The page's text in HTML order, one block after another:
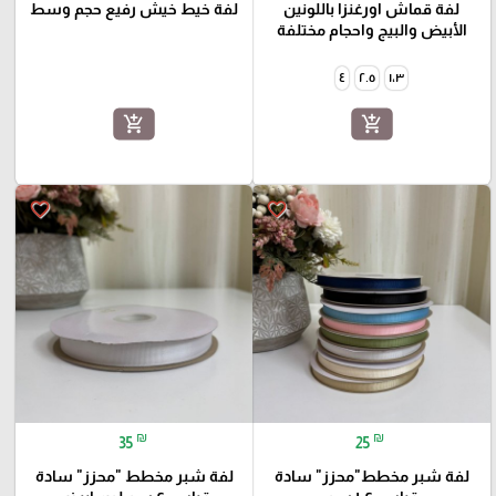
لفة قماش اورغنزا باللونين
الأبيض والبيج واحجام مختلفة
١،٣ ٢.٥ ٤
add_shopping_cart
لفة خيط خيش رفيع حجم وسط
add_shopping_cart
favorite_border
25 ₪
لفة شبر مخطط"محزز" سادة
favorite_border
35 ₪
لفة شبر مخطط "محزز" سادة